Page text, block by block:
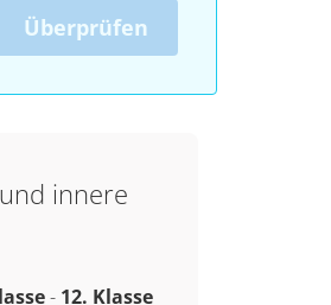
Überprüfen
innere
- 12. Klasse